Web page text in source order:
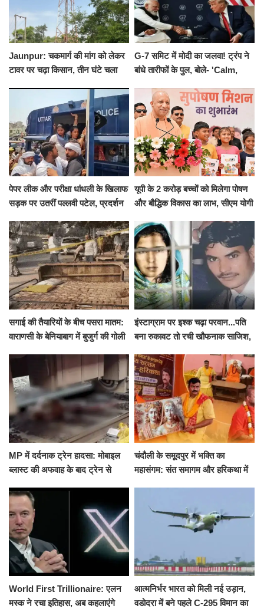
Jaunpur: चकमार्ग की मांग को लेकर
टावर पर चढ़ा किसान, तीन घंटे चला
G-7 समिट में मोदी का जलवा! ट्रंप ने
बांधे तारीफों के पुल, बोले- 'Calm,
पेपर लीक और परीक्षा धांधली के खिलाफ
सड़क पर उतरीं पल्लवी पटेल, प्रदर्शन
यूपी के 2 करोड़ बच्चों को मिलेगा पोषण
और बौद्धिक विकास का लाभ, सीएम योगी
सगाई की तैयारियों के बीच पसरा मातम:
वाराणसी के बेनियाबाग में बुजुर्ग की गोली
इंस्टाग्राम पर इश्क चढ़ा परवान...पति
बना रुकावट तो रची खौफनाक साजिश,
के घाट
MP में दर्दनाक ट्रेन हादसा: मोबाइल
ब्लास्ट की अफवाह के बाद ट्रेन से
रौंदा, 4 की मौत
चंदौली के समूदपुर में भक्ति का
महासंगम: संत समागम और हरिकथा में
World First Trillionaire: एलन
मस्क ने रचा इतिहास, अब कहलाएंगे
आत्मनिर्भर भारत को मिली नई उड़ान,
वडोदरा में बने पहले C-295 विमान का